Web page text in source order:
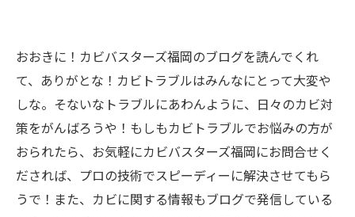
おおきに！カビバスターズ福岡のブログを読んでくれ
て、ありがとな！カビトラブルはみんなにとって大変や
しな。そないなトラブルにあわんように、日々のカビ対
策をがんばろうや！もしもカビトラブルでお悩みの方が
おられたら、お気軽にカビバスターズ福岡にお問合せく
だされば、プロの技術でスピーディーに解決させてもら
うで！また、カビに関する情報もブログで発信している